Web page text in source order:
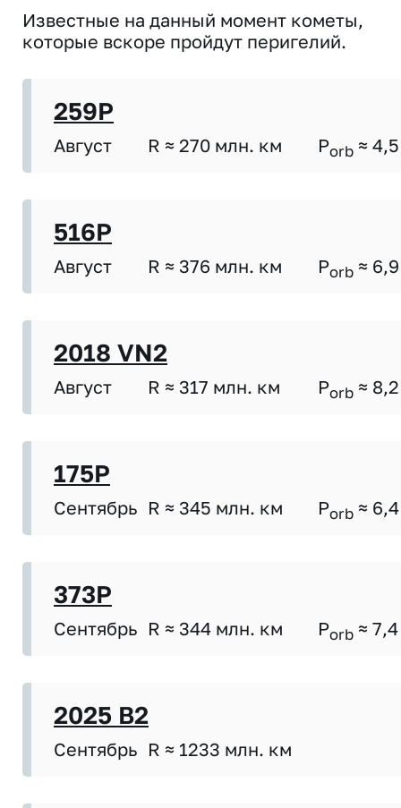
Известные на данный момент кометы,
которые вскоре пройдут перигелий.
259P
Август R ≈ 270 млн. км Porb ≈ 4,5
516P
Август R ≈ 376 млн. км Porb ≈ 6,9
2018 VN2
Август R ≈ 317 млн. км Porb ≈ 8,2
175P
Сентябрь R ≈ 345 млн. км Porb ≈ 6,4
373P
Сентябрь R ≈ 344 млн. км Porb ≈ 7,4
2025 B2
Сентябрь R ≈ 1233 млн. км